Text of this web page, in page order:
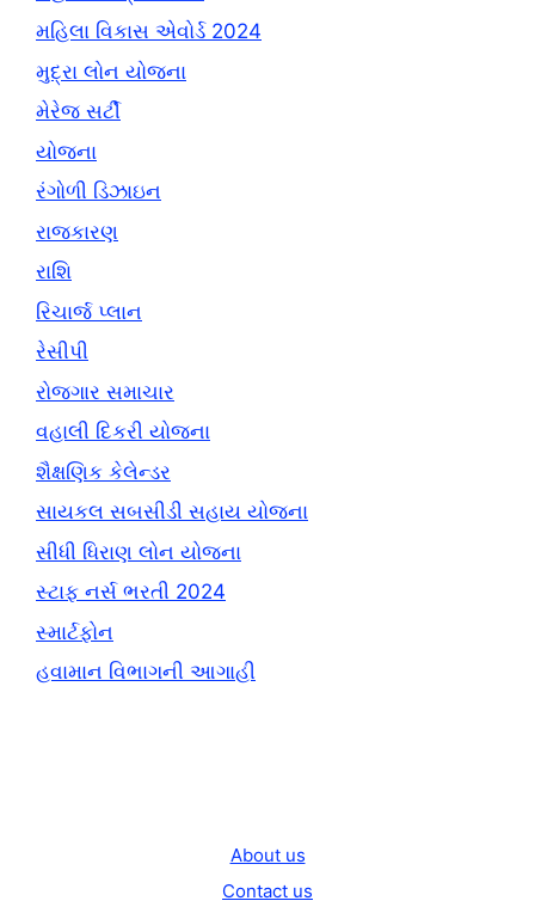
મહિલા વિકાસ એવોર્ડ 2024
મુદ્રા લોન યોજના
મેરેજ સર્ટી
યોજના
રંગોળી ડિઝાઇન
રાજકારણ
રાશિ
રિચાર્જ પ્લાન
રેસીપી
રોજગાર સમાચાર
વહાલી દિકરી યોજના
શૈક્ષણિક કેલેન્ડર
સાયકલ સબસીડી સહાય યોજના
સીધી ધિરાણ લોન યોજના
સ્ટાફ નર્સ ભરતી 2024
સ્માર્ટફોન
હવામાન વિભાગની આગાહી
About us
Contact us